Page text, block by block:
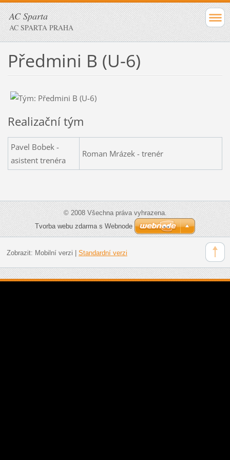
AC Sparta
AC SPARTA PRAHA
Předmini B (U-6)
Realizační tým
Pavel Bobek -
asistent trenéra
Roman Mrázek - trenér
© 2008 Všechna práva vyhrazena.
Tvorba webu zdarma s Webnode
Zobrazit: Mobilní verzi Standardní verzi